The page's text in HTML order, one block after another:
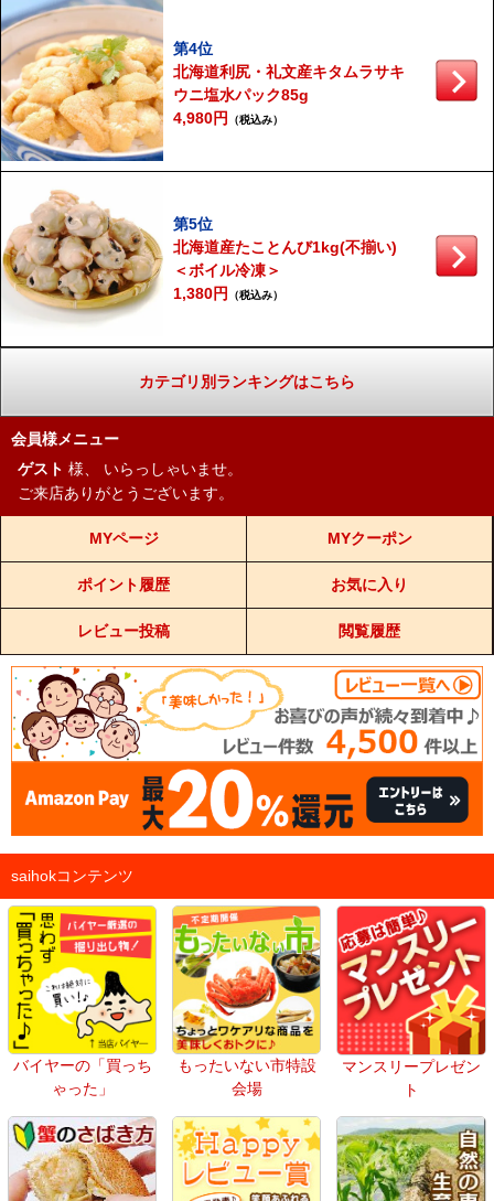
第4位
北海道利尻・礼文産キタムラサキ
ウニ塩水パック85g
4,980円
（税込み）
第5位
北海道産たことんび1kg(不揃い)
＜ボイル冷凍＞
1,380円
（税込み）
カテゴリ別ランキングはこちら
会員様メニュー
ゲスト 様、
いらっしゃいませ。
ご来店ありがとうございます。
MYページ MYクーポン
ポイント履歴 お気に入り
レビュー投稿 閲覧履歴
saihokコンテンツ
バイヤーの「買っち
ゃった」
もったいない市特設
会場
マンスリープレゼン
ト